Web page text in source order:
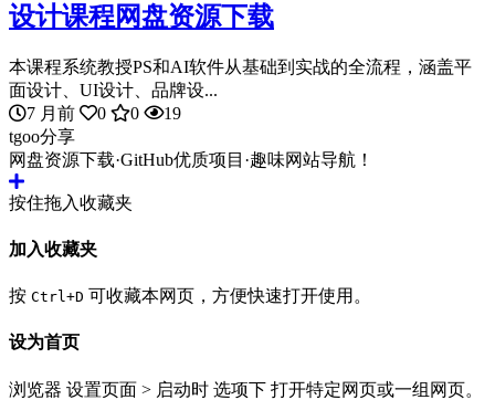
设计课程网盘资源下载
本课程系统教授PS和AI软件从基础到实战的全流程，涵盖平
面设计、UI设计、品牌设...
7 月前
0 0
19
tgoo分享
网盘资源下载·GitHub优质项目·趣味网站导航！
按住拖入收藏夹
加入收藏夹
按 Ctrl+D 可收藏本网页，方便快速打开使用。
设为首页
浏览器 设置页面 > 启动时 选项下 打开特定网页或一组网页。